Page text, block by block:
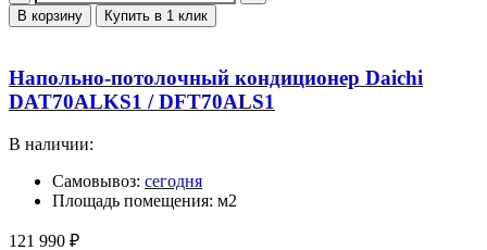
В корзину Купить в 1 клик
Напольно-потолочный кондиционер Daichi
DAT70ALKS1 / DFT70ALS1
В наличии:
Самовывоз: сегодня
Площадь помещения: м2
121 990 ₽